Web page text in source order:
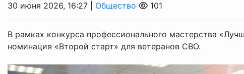
30 июня 2026, 16:27 | Общество 101
В рамках конкурса профессионального мастерства
номинация «Второй старт» для ветеранов СВО.